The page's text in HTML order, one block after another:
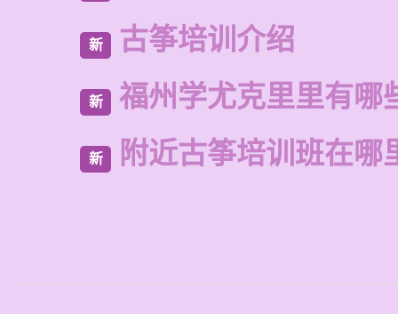
新 古筝培训介绍
新 福州学尤克里里有哪
新 附近古筝培训班在哪